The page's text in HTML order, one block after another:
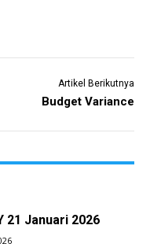
Artikel Berikutnya
Budget Variance
21 Januari 2026